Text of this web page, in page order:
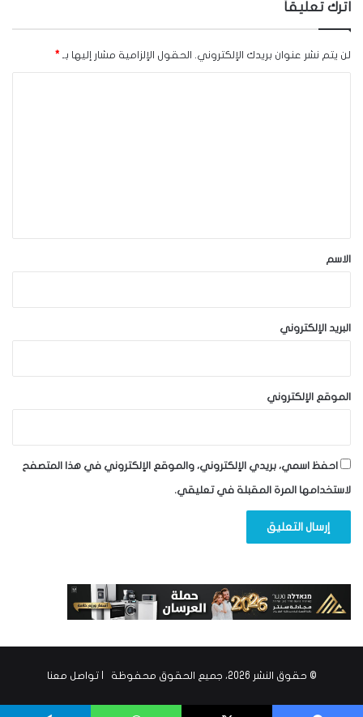
اترك تعليقاً
لن يتم نشر عنوان بريدك الإلكتروني. الحقول الإلزامية مشار إليها بـ *
*الاسم
البريد الإلكتروني
الموقع الإلكتروني
احفظ اسمي، بريدي الإلكتروني، والموقع الإلكتروني في هذا المتصفح
لاستخدامها المرة المقبلة في تعليقي.
© حقوق النشر 2026، جميع الحقوق محفوظة | تواصل معنا